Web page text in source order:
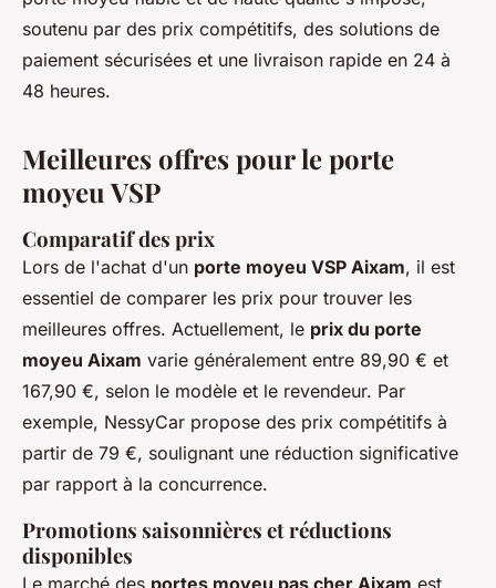
soutenu par des prix compétitifs, des solutions de
paiement sécurisées et une livraison rapide en 24 à
48 heures.
Meilleures offres pour le porte
moyeu VSP
Comparatif des prix
Lors de l'achat d'un porte moyeu VSP Aixam, il est
essentiel de comparer les prix pour trouver les
meilleures offres. Actuellement, le prix du porte
moyeu Aixam varie généralement entre 89,90 € et
167,90 €, selon le modèle et le revendeur. Par
exemple, NessyCar propose des prix compétitifs à
partir de 79 €, soulignant une réduction significative
par rapport à la concurrence.
Promotions saisonnières et réductions
disponibles